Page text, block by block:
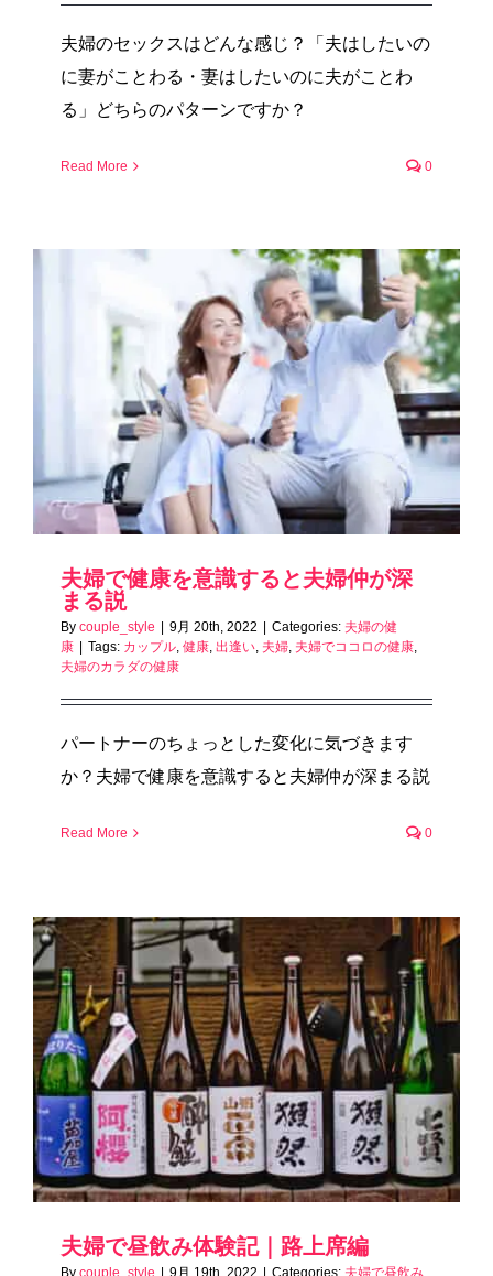
夫婦のセックスはどんな感じ？「夫はしたいの
に妻がことわる・妻はしたいのに夫がことわ
る」どちらのパターンですか？
Read More 0
夫婦で健康を意識すると夫婦仲が深
まる説
By couple_style 9月 20th, 2022 Categories: 夫婦の健
康
Tags: カップル, 健康, 出逢い, 夫婦, 夫婦でココロの健康,
夫婦のカラダの健康
パートナーのちょっとした変化に気づきます
か？夫婦で健康を意識すると夫婦仲が深まる説
Read More 0
夫婦で昼飲み体験記｜路上席編